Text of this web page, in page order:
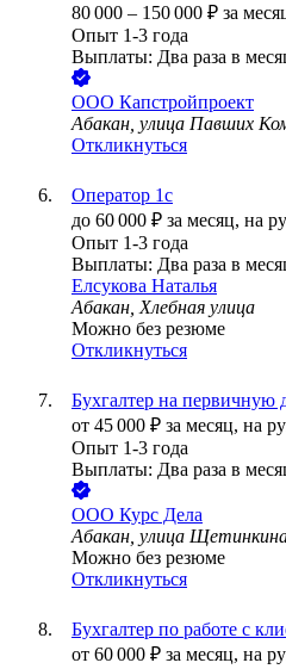
80 000 – 150 000 ₽ за
Опыт 1-3 года
Выплаты: Два раза в
ООО Капстройпроект
Абакан, улица Павших
Откликнуться
Оператор 1с
до 60 000 ₽ за месяц, на
Опыт 1-3 года
Выплаты: Два раза в
Елсукова Наталья
Абакан, Хлебная улица
Можно без резюме
Откликнуться
Бухгалтер на первичную
от 45 000 ₽ за месяц, на
Опыт 1-3 года
Выплаты: Два раза в
ООО Курс Дела
Абакан, улица
Можно без резюме
Откликнуться
Бухгалтер по работе с
от 60 000 ₽ за месяц, на